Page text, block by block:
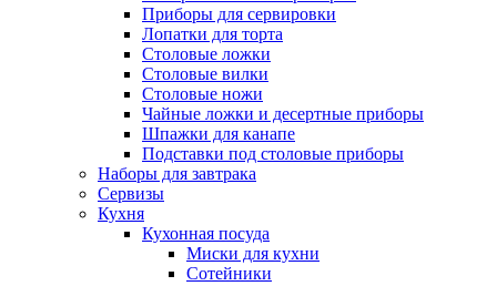
Приборы для сервировки
Лопатки для торта
Столовые ложки
Столовые вилки
Столовые ножи
Чайные ложки и десертные приборы
Шпажки для канапе
Подставки под столовые приборы
Наборы для завтрака
Сервизы
Кухня
Кухонная посуда
Миски для кухни
Сотейники